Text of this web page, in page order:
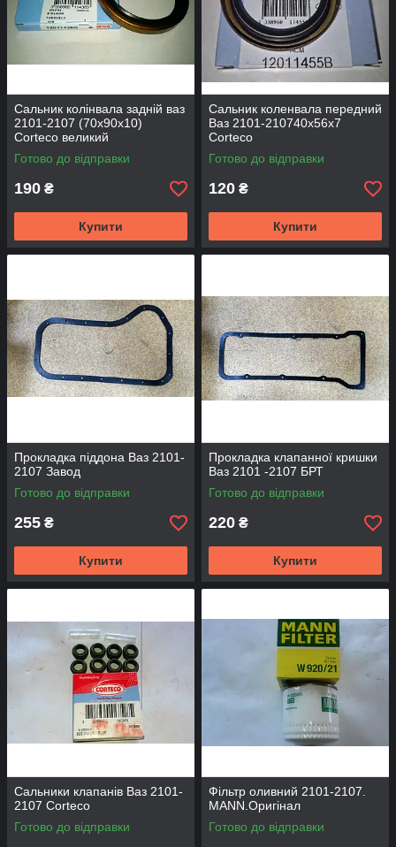
Сальник колінвала задній ваз
2101-2107 (70х90х10)
Corteco великий
Готово до відправки
190 ₴
Купити
Сальник коленвала передний
Ваз 2101-210740х56х7
Corteco
Готово до відправки
120 ₴
Купити
Прокладка піддона Ваз 2101-
2107 Завод
Готово до відправки
255 ₴
Купити
Прокладка клапанної кришки
Ваз 2101 -2107 БРТ
Готово до відправки
220 ₴
Купити
Сальники клапанів Ваз 2101-
2107 Corteco
Готово до відправки
Фільтр оливний 2101-2107.
MANN.Оригінал
Готово до відправки